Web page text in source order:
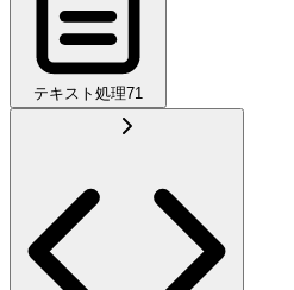
テキスト処理71